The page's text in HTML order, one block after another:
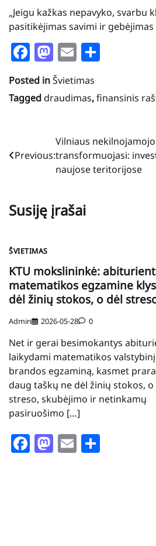
„Jeigu kažkas nepavyko,
pasitikėjimas savimi ir
Facebook
Mastodon
Email
Posted inŠvietimas
Taggeddraudimas,finansinis
Navigacija
tarp
Previous:
Vilniaus
transformuojasi:
naujose teritorijose
Susiję įrašai
ŠVIETIMAS
KTU mokslininkė:
matematikos egzamine
dėl žinių stokos, o dėl
Admin 2026-05-28 0
Net ir gerai besimokantys
laikydami matematikos valstybinį
brandos egzaminą, kasmet
daug taškų ne dėl žinių stokos, o
streso, skubėjimo ir netinkamų
pasiruošimo […]
Facebook
Mastodon
Email